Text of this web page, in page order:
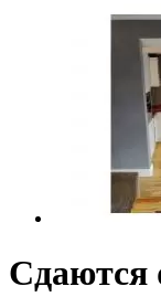
Сдаются